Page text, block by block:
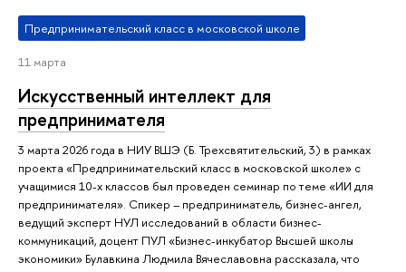
Предпринимательский класс в московской школе
11 марта
Искусственный интеллект для
предпринимателя
3 марта 2026 года в НИУ ВШЭ (Б. Трехсвятительский, 3) в рамках
проекта «Предпринимательский класс в московской школе» с
учащимися 10-х классов был проведен семинар по теме «ИИ для
предпринимателя». Спикер – предприниматель, бизнес-ангел,
ведущий эксперт НУЛ исследований в области бизнес-
коммуникаций, доцент ПУЛ «Бизнес-инкубатор Высшей школы
экономики» Булавкина Людмила Вячеславовна рассказала, что